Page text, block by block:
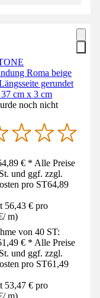
Roma beige
gerundet
cm x 3 cm
noch nicht
€ * Alle Preise
und ggf. zzgl.
pro ST64,89
56,43 € pro
/ m)
von 40 ST:
€ * Alle Preise
und ggf. zzgl.
pro ST61,49
53,47 € pro